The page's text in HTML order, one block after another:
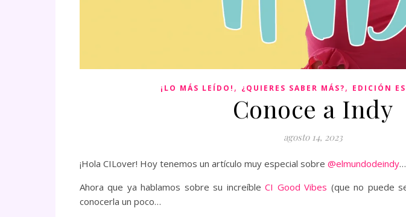
¡LO MÁS LEÍDO! , ¿QUIERES SABER MÁS?, EDICIÓN
Conoce a Indy
agosto 14, 2023
¡Hola CILover! Hoy tenemos un artículo muy especial sobre @elmundodeindy…
Ahora que ya hablamos sobre su increíbleCI Good Vibes (que no puede
conocerla un poco…